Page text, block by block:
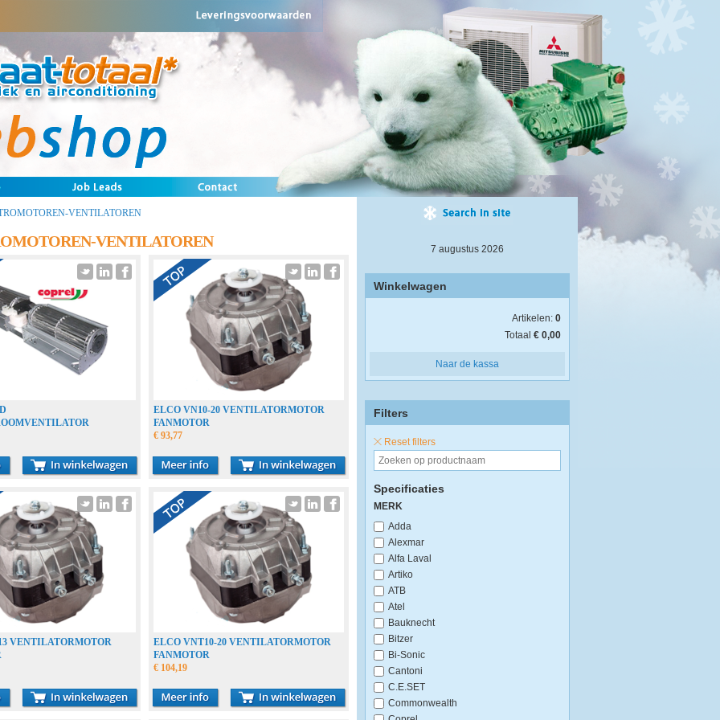
VENTILATOREN
VENTILATOREN
RADIALLÜFTER
ELCO VN10-20 VENTILATORMOTOR
FANMOTOR
€ 93,77
VENTILATORMOTOR
ELCO VNT10-20 VENTILATORMOTOR
FANMOTOR
€ 104,19
7 augustus 2026
Winkelwagen
Artikelen: 0
Totaal € 0,00
Naar de kassa
Filters
Reset filters
Specificaties
MERK
Adda
Alexmar
Alfa Laval
Artiko
ATB
Atel
Bauknecht
Bitzer
Bi-Sonic
Cantoni
C.E.SET
Commonwealth